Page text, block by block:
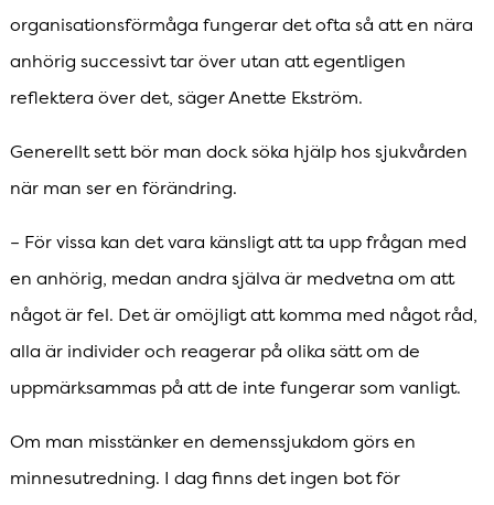
organisationsförmåga fungerar det ofta så att en nära
anhörig successivt tar över utan att egentligen
reflektera över det, säger Anette Ekström.
Generellt sett bör man dock söka hjälp hos sjukvården
när man ser en förändring.
– För vissa kan det vara känsligt att ta upp frågan med
en anhörig, medan andra själva är medvetna om att
något är fel. Det är omöjligt att komma med något råd,
alla är individer och reagerar på olika sätt om de
uppmärksammas på att de inte fungerar som vanligt.
Om man misstänker en demenssjukdom görs en
minnesutredning. I dag finns det ingen bot för